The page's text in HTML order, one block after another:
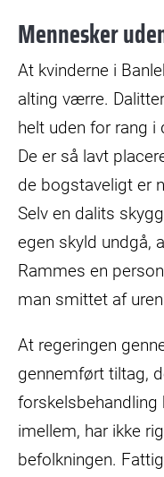
Mennesker
At kvinderne i
alting værre.
helt uden for rang
De er så lavt
de bogstaveligt er
Selv en dalits
egen skyld undgå,
Rammes en
man smittet af
At regeringen
gennemført tiltag,
forskelsbehandling
imellem, har ikke
befolkningen.